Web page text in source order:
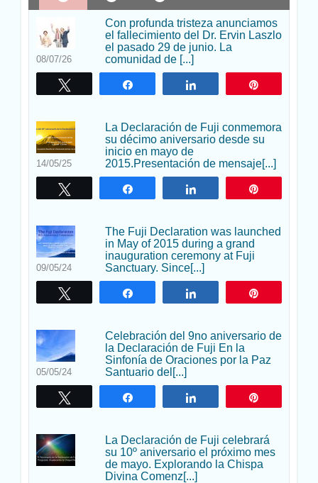
08/07/26
Con profunda tristeza anunciamos
el fallecimiento del Dr. Ervin Laszlo
el pasado 29 de junio. La
comunidad de [...]
Compartir Compartir
14/05/25
La Declaración de Fuji conmemora
su décimo aniversario desde su
inicio en mayo de
2015.Presentación de mensaje[...]
Compartir Compartir
09/05/24
The Fuji Declaration was launched
in May of 2015 during a grand
inauguration ceremony at Fuji
Sanctuary. Since[...]
Compartir Compartir
05/05/24
Celebración del 9no aniversario de
la Declaración de Fuji En la
Sinfonía de Oraciones por la Paz
Santuario del[...]
Compartir Compartir
La Declaración de Fuji celebrará
su 10º aniversario el próximo mes
de mayo. Explorando la Chispa
Divina Comenz[...]